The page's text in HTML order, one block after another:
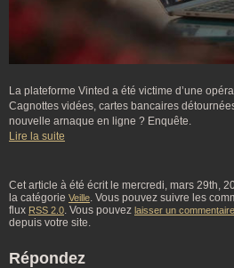
La plateforme Vinted a été victime d’une
Cagnottes vidées, cartes bancaires
nouvelle arnaque en ligne ? Enquête.
Lire la suite
Cet article à été écrit le mercredi, mars 29th,
la catégorie Veille . Vous pouvez suivre les
flux RSS 2.0 . Vous pouvez laisser un commentaire
depuis votre site.
Répondez